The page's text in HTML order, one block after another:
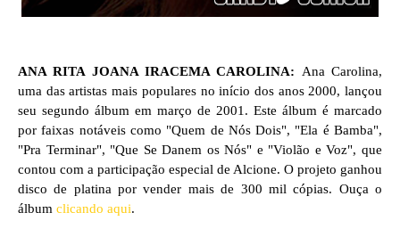
ANA RITA JOANA IRACEMA CAROLINA: Ana Carolina,
uma das artistas mais populares no início dos anos 2000, lançou
seu segundo álbum em março de 2001. Este álbum é marcado
por faixas notáveis como "Quem de Nós Dois", "Ela é Bamba",
"Pra Terminar", "Que Se Danem os Nós" e "Violão e Voz", que
contou com a participação especial de Alcione. O projeto ganhou
disco de platina por vender mais de 300 mil cópias. Ouça o
álbum clicando aqui.